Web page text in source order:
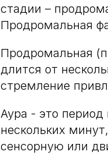
стадии –
Продромальная
Продромальная
длится от
стремление
Аура - это период
нескольких
сенсорную или